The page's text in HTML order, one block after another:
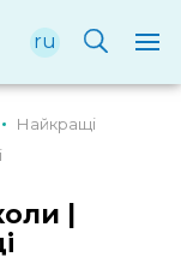
ru
Найкращі
|